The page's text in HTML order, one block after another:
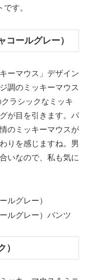
す。
コールグレー）
ーマウス」デザイン
調のミッキーマウス
ラシックなミッキ
が目を引きます。パ
のミッキーマウスが
りを感じますね。男
いなので、私も気に
）